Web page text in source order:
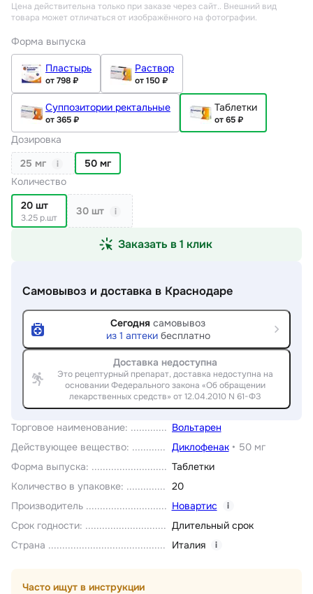
Торговое наименование:
Вольтарен
Действующее вещество: Диклофенак• 50 мг
Форма выпуска:
Таблетки
Количество в упаковке:
20
Производитель
Новартис i
Срок годности:
Длительный срок
Страна
Италия i
Часто ищут в инструкции
Цена действительна только при заказе через сайт.. Внешний вид
товара может отличаться от изображённого на фотографии.
Форма выпуска
Пластырь
от 798 ₽
Раствор
от 150 ₽
Суппозитории ректальные
от 365 ₽
Таблетки
от 65 ₽
Дозировка
25 мг
i
50 мг
Количество
20 шт
3.25 р.шт
30 шт i
Заказать в 1 клик
Самовывоз и доставка в Краснодаре
Сегодня самовывоз
из 1 аптекибесплатно
Доставка недоступна
Это рецептурный препарат, доставка недоступна на
основании Федерального закона «Об обращении
лекарственных средств» от 12.04.2010 N 61-ФЗ